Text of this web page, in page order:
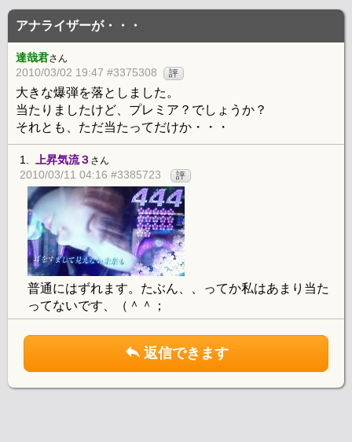
アナライザーが・・・
達哉君さん
2010/03/02 19:47 #3375308 評
大きな爆弾を落としました。
当たりましたけど、プレミア？でしょうか？
それとも、ただ当たってだけか・・・
1. 上昇気流３ さん
2010/03/11 04:16 #3385723 評
普通にはずれます。たぶん、、ってか私はあまり当た
ってないです、（＾＾；
返信できます